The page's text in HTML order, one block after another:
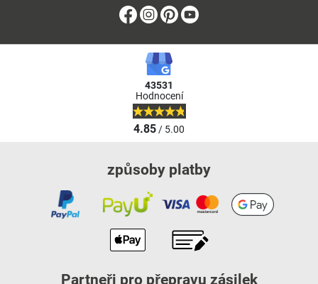
Facebook
Instagram
Pinterest
43531
Hodnocení
4.85/ 5.00
způsoby platby
Partneři pro přepravu zásilek